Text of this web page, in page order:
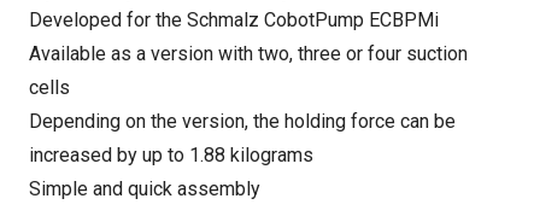
Developed for the Schmalz CobotPump ECBPMi
Available as a version with two, three or four suction
cells
Depending on the version, the holding force can be
increased by up to 1.88 kilograms
Simple and quick assembly